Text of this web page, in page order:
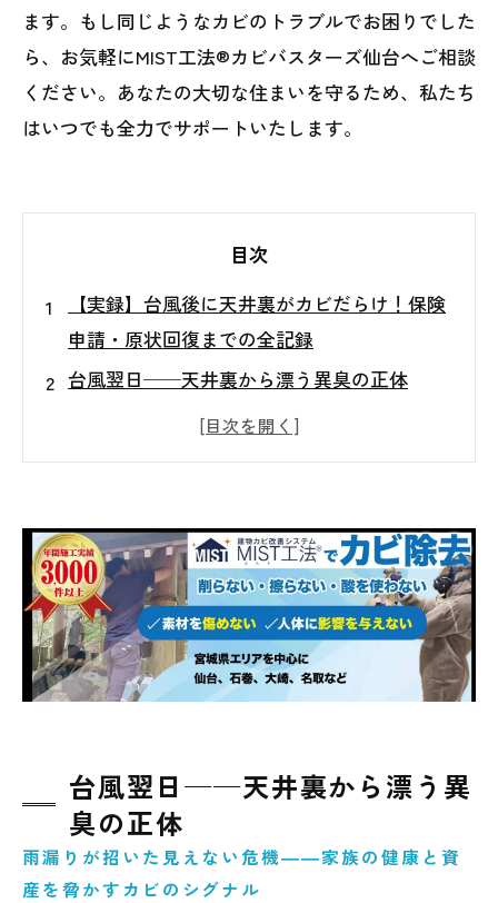
ます。もし同じようなカビのトラブルでお困りでした
ら、お気軽にMIST工法®カビバスターズ仙台へご相談
ください。あなたの大切な住まいを守るため、私たち
はいつでも全力でサポートいたします。
目次
【実録】台風後に天井裏がカビだらけ！保険
申請・原状回復までの全記録
台風翌日──天井裏から漂う異臭の正体
見えない場所で広がるカビ被害をどう特定し
たか
イント
申請書類づくり：写真・報告書・見積もりの
準備手順
保険会社とのやり取りでつまずいたリアルな
壁と対策
原状回復スタート！工事当日の流れと注意点
保険金振込までのタイムライン＆実際の入金
額
台風翌日──天井裏から漂う異
臭の正体
雨漏りが招いた見えない危機――家族の健康と資
産を脅かすカビのシグナル